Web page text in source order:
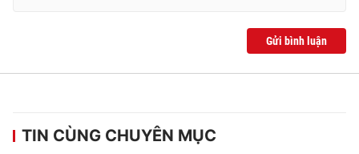
Gửi bình luận
TIN CÙNG CHUYÊN MỤC